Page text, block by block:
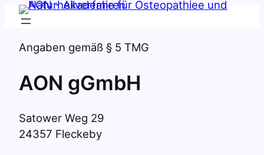
Zum
Inhalt
springen
Angaben gemäß § 5 TMG
AON gGmbH
Satower Weg 29
24357 Fleckeby